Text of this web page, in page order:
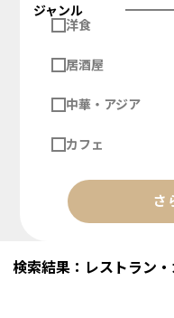
ジャンル
洋食
居酒屋
中華・アジア
カフェ
さ
検索結果：レストラン